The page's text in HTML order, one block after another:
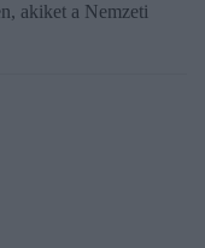
akiket a Nemzeti